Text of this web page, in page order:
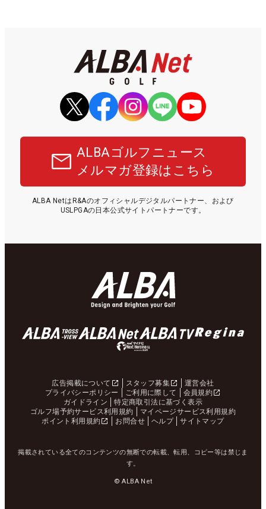
ALBAゴルフニュース
メルマガ登録はこちら
ALBA NetはR&Aのオフィシャルデジタルパートナー、および
USLPGAの日本公式サイトパートナーです。
広告掲載について スタッフ募集
運営会社
プライバシーポリシー
ご利用に際して
会員規約
ガイドライン
特定商取引法に基づく表示
ゴルフ場予約サービス利用規約
マイページサービス利用規約
ポイント利用規約
お問合せ ヘルプ サイトマップ
掲載されている全てのコンテンツの無断での転載、転用、コピー等は禁じま
す。
© ALBA Net